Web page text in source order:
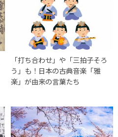
「打ち合わせ」や「三拍子そろ
う」も！日本の古典音楽「雅
楽」が由来の言葉たち